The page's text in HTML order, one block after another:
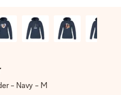
- Navy - M